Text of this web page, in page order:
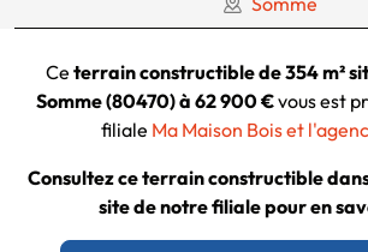
Ce terrain constructible de 354 m²
Somme (80470) à 62 900 €vous est
filiale Ma Maison Bois et
Consultez ce terrain constructible
site de notre filiale pour en